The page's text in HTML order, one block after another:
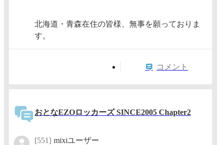
北海道・青森在住の皆様、無事を願っておりま
す。
コメント
おとなEZOロッカーズ SINCE2005 Chapter2
[551] mixiユーザー